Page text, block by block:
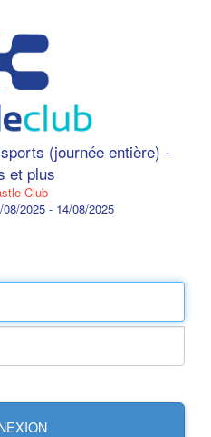
(journée entière) -
et plus
Club
08/2025 - 14/08/2025